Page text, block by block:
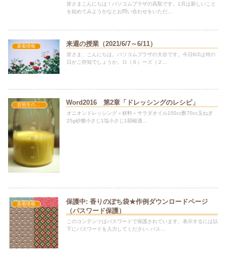
皆さまこんにちは！パソコムプラザの高取です。1月は新しいこと
を始めてみようかなとお問い合わせをいただ...
新着情報 来週の授業（2021/6/7～6/11）
皆さま、こんにちは。パソコムプラザの大谷です。今日6/2は何の
日かご存知でしょうか。ロ（６）ーズ（２...
在校生の方へ Word2016 第2章「ドレッシングのレシピ」
オニオンドレッシング＜材料＞サラダオイル150cc酢70cc玉ねぎ
25g砂糖小さじ1塩小さじ1胡椒適...
新着情報
保護中: 香りのぽち袋★作例ダウンロードページ
（パスワード保護）
このコンテンツはパスワードで保護されています。表示するには以
下にパスワードを入力してください: パス...